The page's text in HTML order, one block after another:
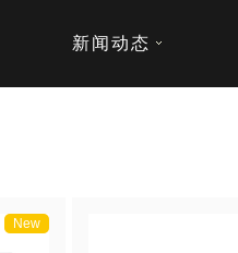
新闻动态
New